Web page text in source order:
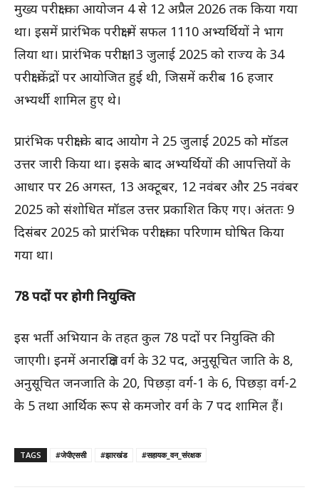
मुख्य परीक्षा का आयोजन 4 से 12 अप्रैल 2026 तक किया गया
था। इसमें प्रारंभिक परीक्षा में सफल 1110 अभ्यर्थियों ने भाग
लिया था। प्रारंभिक परीक्षा 13 जुलाई 2025 को राज्य के 34
परीक्षा केंद्रों पर आयोजित हुई थी, जिसमें करीब 16 हजार
अभ्यर्थी शामिल हुए थे।
प्रारंभिक परीक्षा के बाद आयोग ने 25 जुलाई 2025 को मॉडल
उत्तर जारी किया था। इसके बाद अभ्यर्थियों की आपत्तियों के
आधार पर 26 अगस्त, 13 अक्टूबर, 12 नवंबर और 25 नवंबर
2025 को संशोधित मॉडल उत्तर प्रकाशित किए गए। अंततः 9
दिसंबर 2025 को प्रारंभिक परीक्षा का परिणाम घोषित किया
गया था।
78 पदों पर होगी नियुक्ति
इस भर्ती अभियान के तहत कुल 78 पदों पर नियुक्ति की
जाएगी। इनमें अनारक्षित वर्ग के 32 पद, अनुसूचित जाति के 8,
अनुसूचित जनजाति के 20, पिछड़ा वर्ग-1 के 6, पिछड़ा वर्ग-2
के 5 तथा आर्थिक रूप से कमजोर वर्ग के 7 पद शामिल हैं।
TAGS #जेपीएससी #झारखंड #सहायक_वन_संरक्षक